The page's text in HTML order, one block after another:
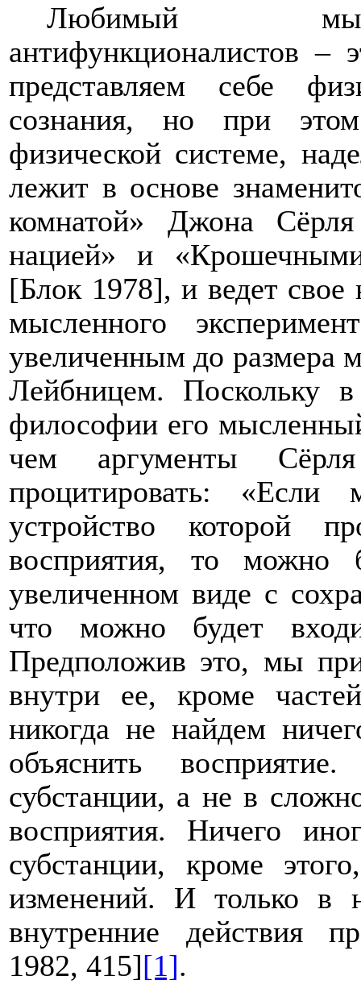
Любимый
антифункционалистов –
представляем себе
сознания, но при
физической системе,
лежит в основе
комнатой» Джона
нацией» и
[Блок 1978], и ведет свое
мысленного
увеличенным до размера
Лейбницем. Поскольку в
философии его
чем аргументы
процитировать: «Если
устройство которой
восприятия, то можно
увеличенном виде с
что можно будет
Предположив это, мы
внутри ее, кроме
никогда не найдем
объяснить
субстанции, а не в
восприятия. Ничего
субстанции, кроме
изменений. И только в
внутренние действия
1982, 415][1].